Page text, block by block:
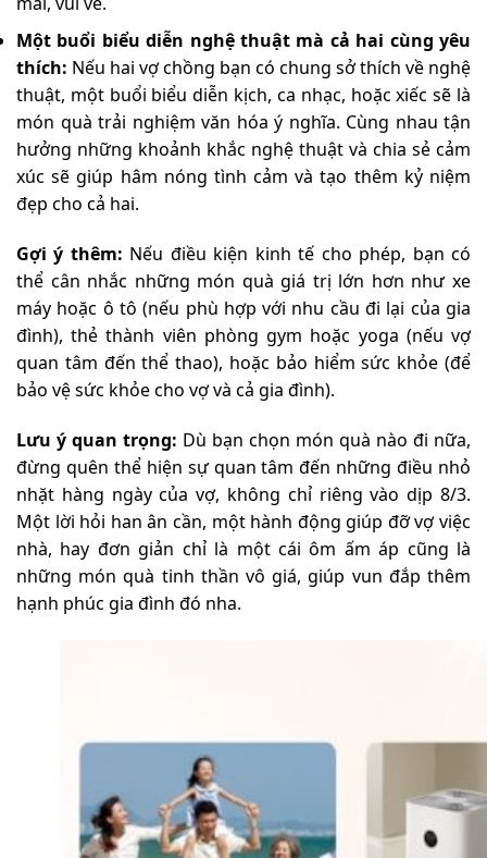
Một buổi biểu diễn nghệ thuật mà cả hai cùng yêu
thích: Nếu hai vợ chồng bạn có chung sở thích về nghệ
thuật, một buổi biểu diễn kịch, ca nhạc, hoặc xiếc sẽ là
món quà trải nghiệm văn hóa ý nghĩa. Cùng nhau tận
hưởng những khoảnh khắc nghệ thuật và chia sẻ cảm
xúc sẽ giúp hâm nóng tình cảm và tạo thêm kỷ niệm
đẹp cho cả hai.
Gợi ý thêm: Nếu điều kiện kinh tế cho phép, bạn có
thể cân nhắc những món quà giá trị lớn hơn như xe
máy hoặc ô tô (nếu phù hợp với nhu cầu đi lại của gia
đình), thẻ thành viên phòng gym hoặc yoga (nếu vợ
quan tâm đến thể thao), hoặc bảo hiểm sức khỏe (để
bảo vệ sức khỏe cho vợ và cả gia đình).
Lưu ý quan trọng: Dù bạn chọn món quà nào đi nữa,
đừng quên thể hiện sự quan tâm đến những điều nhỏ
nhặt hàng ngày của vợ, không chỉ riêng vào dịp 8/3.
Một lời hỏi han ân cần, một hành động giúp đỡ vợ việc
nhà, hay đơn giản chỉ là một cái ôm ấm áp cũng là
những món quà tinh thần vô giá, giúp vun đắp thêm
hạnh phúc gia đình đó nha.